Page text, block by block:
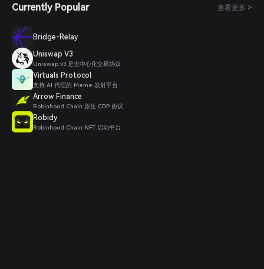
Currently Popular 查看更多 >
Bridge-Relay
Uniswap V3
Uniswap v3 是去中心化交易协议
Virtuals Protocol
支持 AI 代理的 Meme 发射平台
Arrow Finance
Robinhood Chain 原生 CDP 协议
Robidy
Robinhood Chain NFT 启动平台